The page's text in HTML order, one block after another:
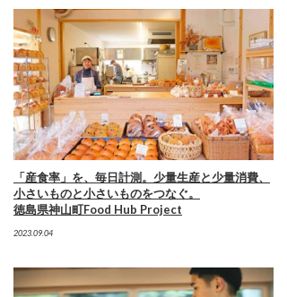
「産食率」を、毎日計測。少量生産と少量消費、
小さいものと小さいものをつなぐ。
徳島県神山町Food Hub Project
2023.09.04